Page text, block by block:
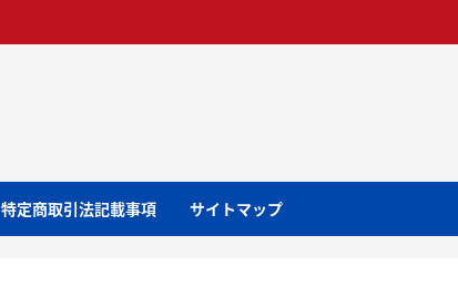
特定商取引法記載事項 サイトマップ